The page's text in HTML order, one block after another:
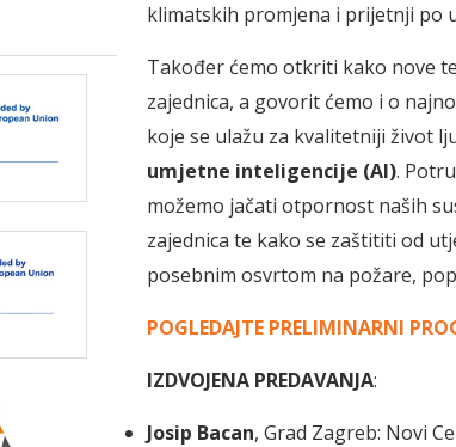
klimatskih promjena i prijetnji po
Također ćemo otkriti kako nove
zajednica, a govorit ćemo i o
koje se ulažu za kvalitetniji život
umjetne inteligencije (AI).
možemo jačati otpornost naših
zajednica te kako se zaštititi od
posebnim osvrtom na požare,
POGLEDAJTE PRELIMINARNI
IZDVOJENA PREDAVANJA:
Josip Bacan, Grad Zagreb: Novi